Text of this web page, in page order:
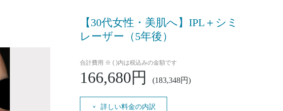
【30代女性・美肌へ】IPL＋シミ
レーザー（5年後）
合計費用 ※ ( )内は税込みの金額です
166,680円 (183,348円)
詳しい料金の内訳